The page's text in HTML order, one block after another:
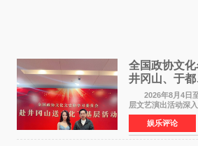
全国政协文
井冈山、于
情献唱《桃
2026年8月4日至
层文艺演出活动深
冈山、于都长征出
文化文史和学习委
席欧阳坚率团，一
娱乐评论